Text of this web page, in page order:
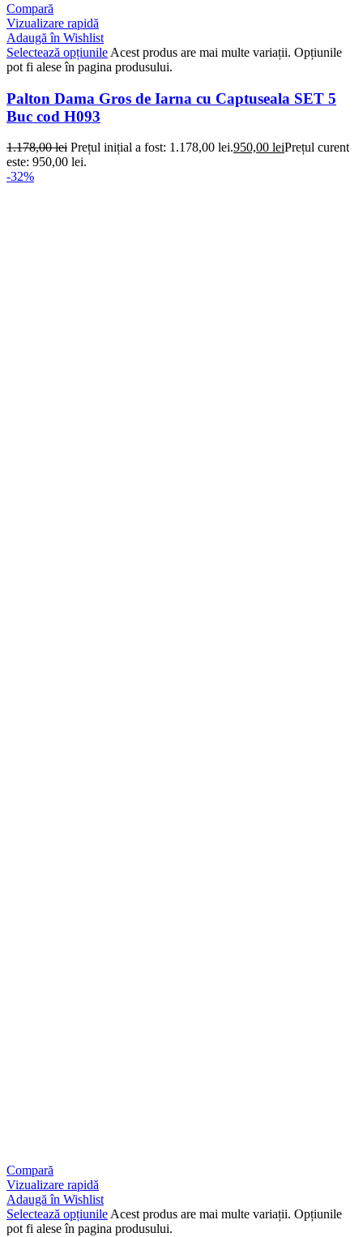
Compară
Vizualizare rapidă
Adaugă în Wishlist
Selectează opțiunile Acest produs are mai multe variații. Opțiunile
pot fi alese în pagina produsului.
Palton Dama Gros de Iarna cu Captuseala SET 5
Buc cod H093
1.178,00lei Prețul inițial a fost: 1.178,00 lei.950,00 leiPrețul curent
este: 950,00 lei.
-32%
Compară
Vizualizare rapidă
Adaugă în Wishlist
Selectează opțiunileAcest produs are mai multe variații. Opțiunile
pot fi alese în pagina produsului.